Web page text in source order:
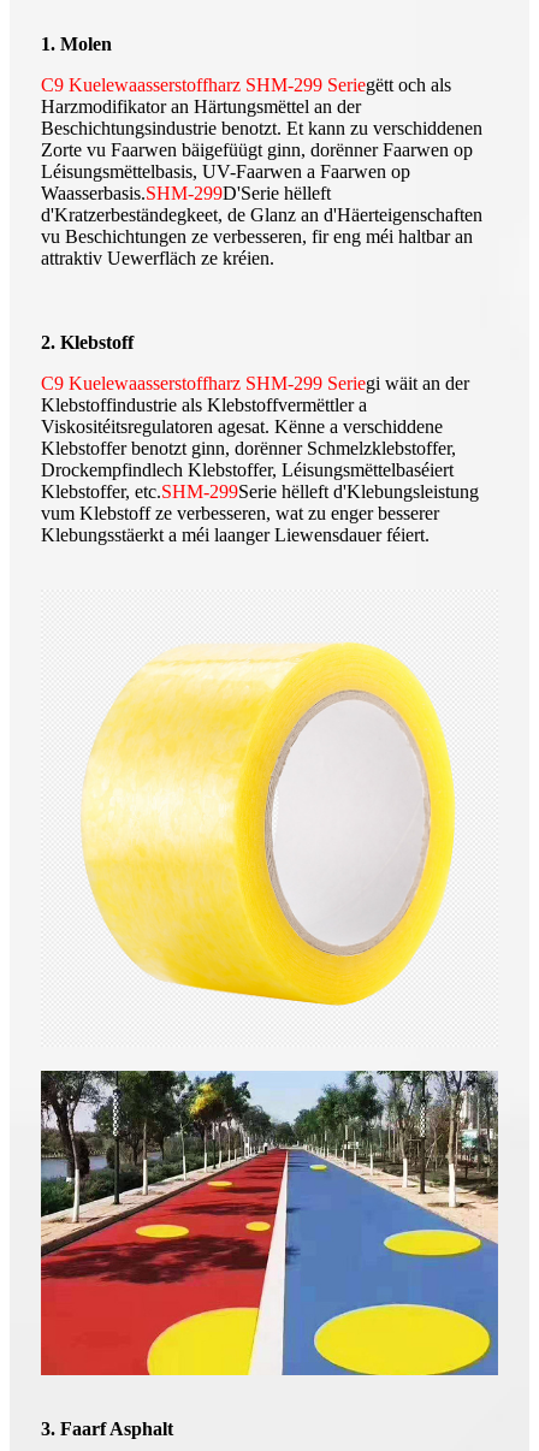
1. Molen
C9 Kuelewaasserstoffharz SHM-299 Seriegëtt och als
Harzmodifikator an Härtungsmëttel an der
Beschichtungsindustrie benotzt. Et kann zu verschiddenen
Zorte vu Faarwen bäigefüügt ginn, dorënner Faarwen op
Léisungsmëttelbasis, UV-Faarwen a Faarwen op
Waasserbasis.SHM-299D'Serie hëlleft
d'Kratzerbeständegkeet, de Glanz an d'Häerteigenschaften
vu Beschichtungen ze verbesseren, fir eng méi haltbar an
attraktiv Uewerfläch ze kréien.
2. Klebstoff
C9 Kuelewaasserstoffharz SHM-299 Seriegi wäit an der
Klebstoffindustrie als Klebstoffvermëttler a
Viskositéitsregulatoren agesat. Kënne a verschiddene
Klebstoffer benotzt ginn, dorënner Schmelzklebstoffer,
Drockempfindlech Klebstoffer, Léisungsmëttelbaséiert
Klebstoffer, etc.SHM-299Serie hëlleft d'Klebungsleistung
vum Klebstoff ze verbesseren, wat zu enger besserer
Klebungsstäerkt a méi laanger Liewensdauer féiert.
3. Faarf Asphalt